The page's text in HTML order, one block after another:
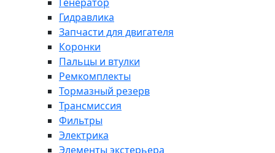
Гидравлика
Запчасти для двигателя
Коронки
Пальцы и втулки
Ремкомплекты
Тормазный резерв
Трансмиссия
Фильтры
Электрика
Элементы экстерьера